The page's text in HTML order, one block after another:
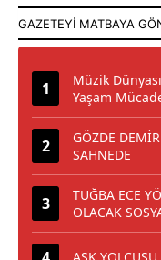
Müzik
Yaşam
GÖZDE
SAHNEDE
TUĞBA ECE
OLACAK
AŞK YOLCUSU